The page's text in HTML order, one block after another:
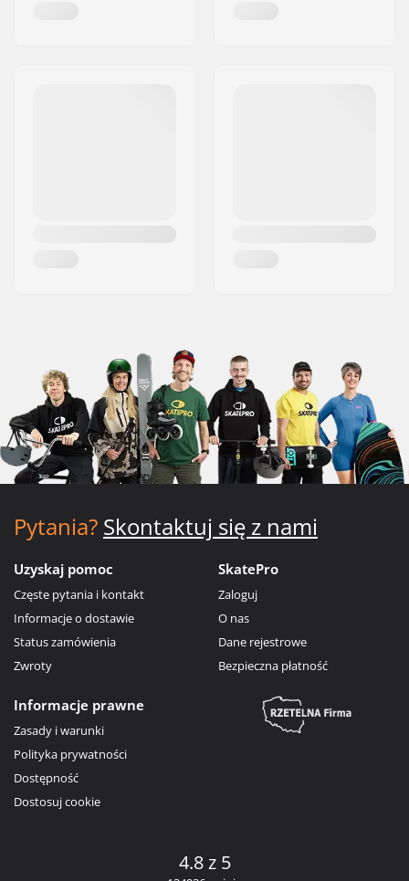
Pytania? Skontaktuj się z nami
Uzyskaj pomoc
Częste pytania i kontakt
Informacje o dostawie
Status zamówienia
Zwroty
SkatePro
Zaloguj
O nas
Dane rejestrowe
Bezpieczna płatność
Informacje prawne
Zasady i warunki
Polityka prywatności
Dostępność
Dostosuj cookie
4.8 z 5